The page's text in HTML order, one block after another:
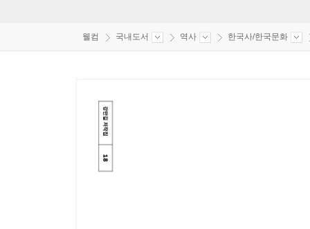
웰컴 국내도서 역사 한국사/한국문화